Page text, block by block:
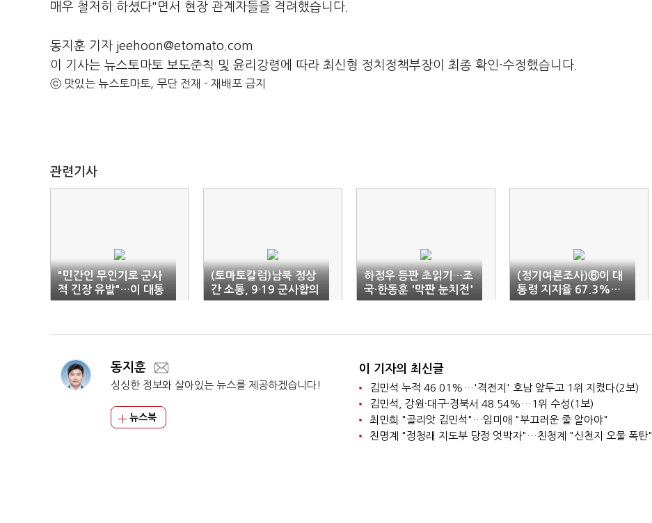
매우 철저히 하셨다"면서 현장 관계자들을 격려했습니다.
동지훈 기자 jeehoon@etomato.com
이 기사는 뉴스토마토 보도준칙 및 윤리강령에 따라 최신형 정치정책부장이 최종 확인·수정했습니다.
ⓒ 맛있는 뉴스토마토, 무단 전재 - 재배포 금지
관련기사
"민간인 무인기로 군사
적 긴장 유발"…이 대통
령, '첫 유감' 표명
(토마토칼럼)남북 정상
간 소통, 9·19 군사합의
복원으로
하정우 등판 초읽기…조
국·한동훈 '막판 눈치전'
(정기여론조사)⑥이 대
통령 지지율 67.3%…
취임 후 '최고치'
동지훈
싱싱한 정보와 살아있는 뉴스를 제공하겠습니다!
뉴스북
이 기자의 최신글
김민석 누적 46.01%…'격전지' 호남 앞두고 1위 지켰다(2보)
김민석, 강원·대구·경북서 48.54%…1위 수성(1보)
최민희 "골리앗 김민석"…임미애 "부끄러운 줄 알아야"
친명계 "정청래 지도부 당정 엇박자"…친청계 "신천지 오물 폭탄"